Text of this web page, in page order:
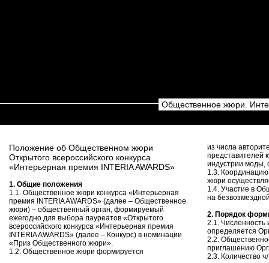
Общественное жюри.
Положение об Общественном жюри
Открытого всероссийского конкурса
«Интерьерная премия INTERIA AWARDS»
1. Общие положения
1.1. Общественное жюри конкурса «Интерьерная
премия INTERIA AWARDS» (далее – Общественное
жюри) – общественный орган, формируемый
ежегодно для выбора лауреатов «Открытого
всероссийского конкурса «Интерьерная премия
INTERIA AWARDS» (далее – Конкурс) в номинации
«Приз Общественного жюри».
1.2. Общественное жюри формируется
из числа
представителей
индустрии моды,
1.3.
жюри
1.4. Участие в
на
2. Порядок
2.1. Численность
определяется
2.2.
приглашению
2.3. Количество